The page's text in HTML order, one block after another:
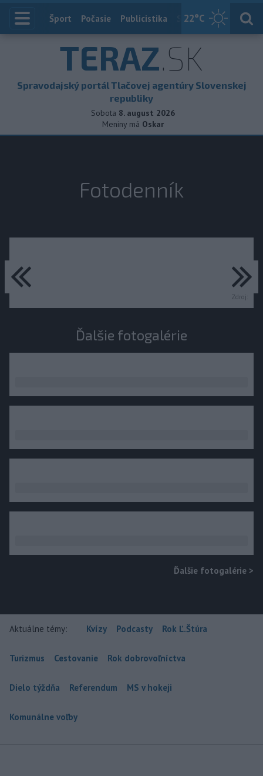
22°C
Index
Šport Počasie Publicistika Slovensko
TERAZ.SK
Spravodajský portál Tlačovej agentúry Slovenskej
republiky
Sobota 8. august 2026
Meniny má Oskar
Fotodenník
Zdroj:
predchádzajúce
Ďalšie fotogalérie
Ďalšie fotogalérie >
Aktuálne témy: Kvízy Podcasty Rok Ľ.Štúra
Turizmus Cestovanie Rok dobrovoľníctva
Dielo týždňa Referendum MS v hokeji
Komunálne voľby